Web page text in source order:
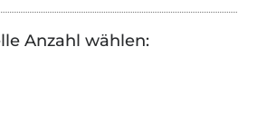
Anzahl wählen: